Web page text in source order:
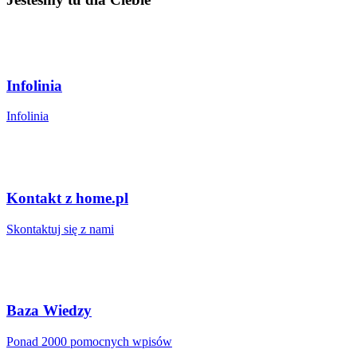
Infolinia
Infolinia
Kontakt z home.pl
Skontaktuj się z nami
Baza Wiedzy
Ponad 2000 pomocnych wpisów